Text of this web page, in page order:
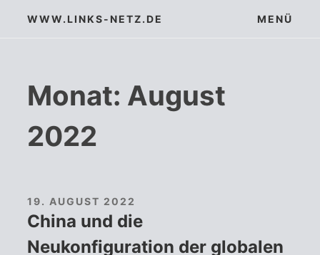
WWW.LINKS-NETZ.DE MENÜ
Monat: August
2022
China und die
Neukonfiguration der globalen
19. AUGUST 2022